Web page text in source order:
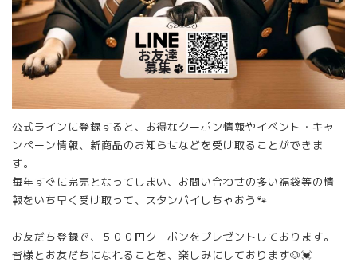
公式ラインに登録すると、お得なクーポン情報やイベント・キャ
ンペーン情報、新商品のお知らせなどを受け取ることができま
す。
毎年すぐに完売となってしまい、お問い合わせの多い福袋等の情
報をいち早く受け取って、スタンバイしちゃおう🐾
お友だち登録で、５００円クーポンをプレゼントしております。
皆様とお友だちになれることを、楽しみにしております🐶💓